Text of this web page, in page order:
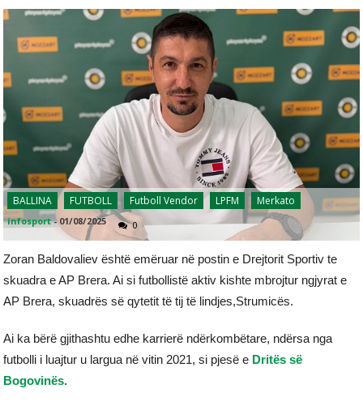
BALLINA FUTBOLL Futboll Vendor LPFM Merkato
infosport -01/08/2025 0
Zoran Baldovaliev është emëruar në postin e Drejtorit Sportiv te
skuadra e AP Brera. Ai si futbollistë aktiv kishte mbrojtur ngjyrat e
AP Brera, skuadrës së qytetit të tij të lindjes,Strumicës.
Ai ka bërë gjithashtu edhe karrierë ndërkombëtare, ndërsa nga
futbolli i luajtur u largua në vitin 2021, si pjesë e Dritës së
Bogovinës.